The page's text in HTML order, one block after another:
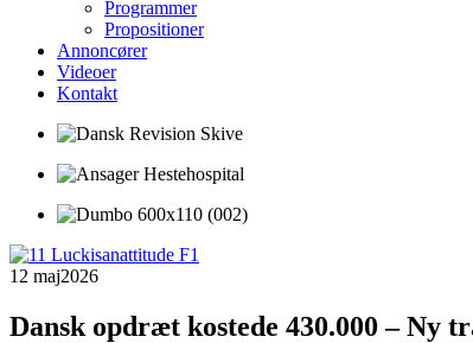
Programmer
Propositioner
Annoncører
Videoer
Kontakt
12 maj2026
Dansk opdræt kostede 430.000 – Ny